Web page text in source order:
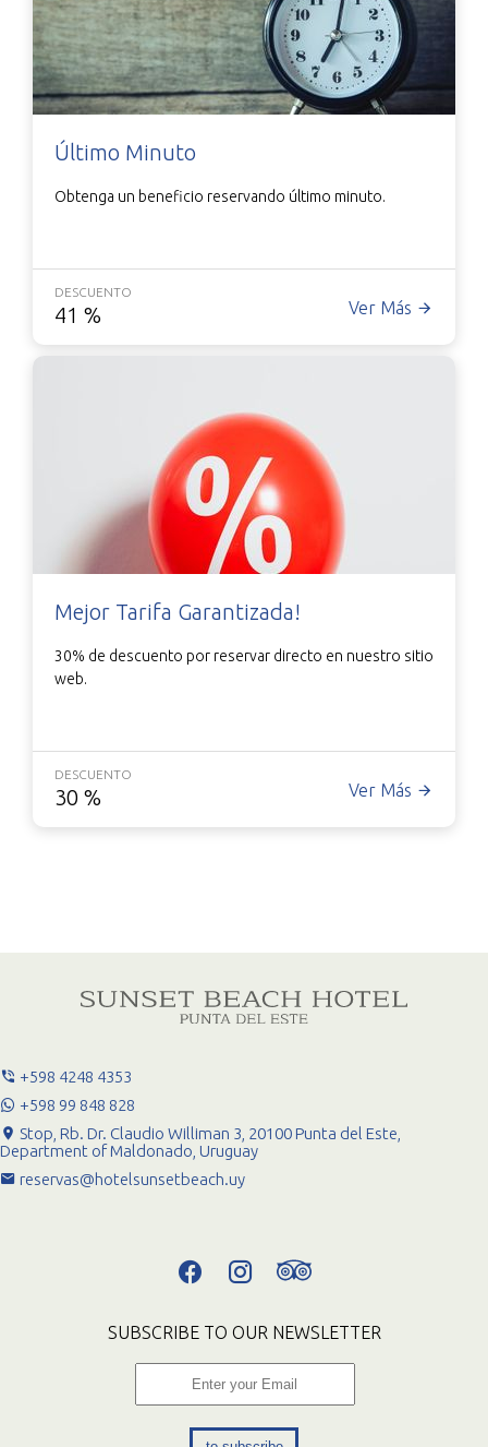
Último Minuto
Obtenga un beneficio reservando último minuto.
DESCUENTO
41 % Ver Más
Mejor Tarifa Garantizada!
30% de descuento por reservar directo en nuestro sitio
web.
DESCUENTO
30 % Ver Más
+598 4248 4353
+598 99 848 828
Stop, Rb. Dr. Claudio Williman 3, 20100 Punta del Este,
Department of Maldonado, Uruguay
reservas@hotelsunsetbeach.uy
SUBSCRIBE TO OUR NEWSLETTER